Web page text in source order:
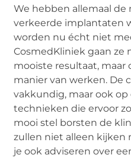
We hebben allemaal de
verkeerde implantaten
worden nu écht niet
CosmedKliniek gaan ze
mooiste resultaat, maar
manier van werken. De
vakkundig, maar ook
technieken die ervoor
mooi stel borsten de
zullen niet alleen kijken
je ook adviseren over